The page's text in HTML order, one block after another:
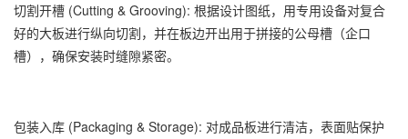
切割开槽 (Cutting & Grooving): 根据设计图纸，用专用设备对复合
好的大板进行纵向切割，并在板边开出用于拼接的公母槽（企口
槽），确保安装时缝隙紧密。
包装入库 (Packaging & Storage): 对成品板进行清洁，表面贴保护